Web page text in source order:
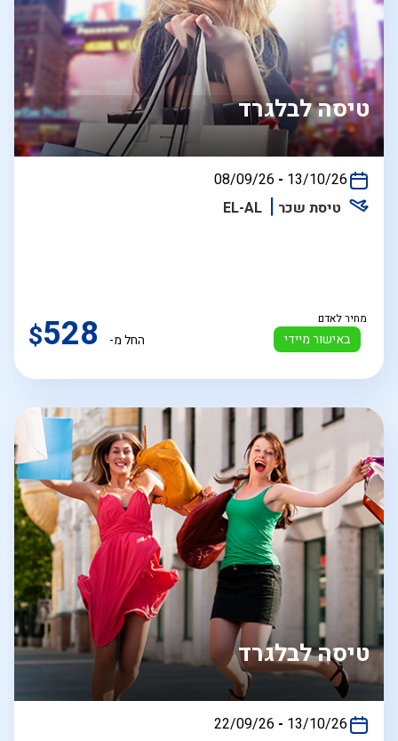
טיסה לבלגרד
בין
התאריכים,
08/09/26 - 13/10/26
טיסת שכר
EL-AL
באישור מיידי
מחיר לאדם
החל מ- $528
טיסה לבלגרד
בין
22/09/26 - 13/10/26